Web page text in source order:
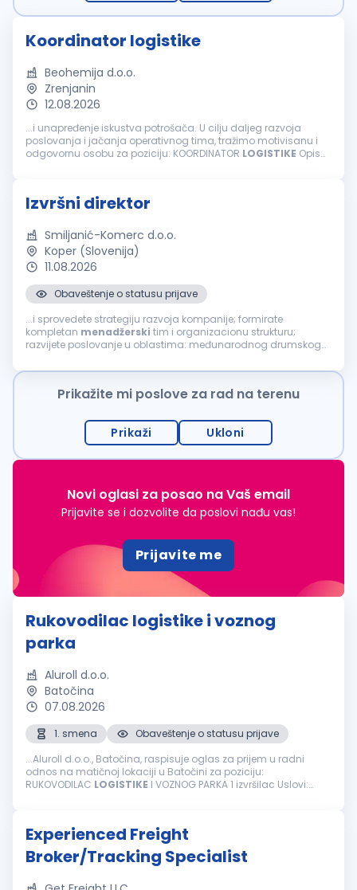
Koordinator logistike
Beohemija d.o.o.
Zrenjanin
12.08.2026
...i unapređenje iskustva potrošača. U cilju daljeg razvoja
poslovanja i jačanja operativnog tima, tražimo motivisanu i
odgovornu osobu za poziciju: KOORDINATOR LOGISTIKE Opis
Izvršni direktor
Smiljanić-Komerc d.o.o.
Koper (Slovenija)
11.08.2026
Obaveštenje o statusu prijave
...i sprovedete strategiju razvoja kompanije; formirate
kompletan menadžerski tim i organizacionu strukturu;
razvijete poslovanje u oblastima: međunarodnog drumskog
transporta, skladišnelogistike...
Prikažite mi poslove za rad na terenu
Prikaži Ukloni
Novi oglasi za posao na Vaš email
Prijavite se i dozvolite da poslovi nađu vas!
Prijavite me
Rukovodilac logistike i voznog
parka
Aluroll d.o.o.
Batočina
07.08.2026
1. smena
Obaveštenje o statusu prijave
...Aluroll d.o.o., Batočina, raspisuje oglas za prijem u radni
odnos na matičnoj lokaciji u Batočini za poziciju:
RUKOVODILAC LOGISTIKE I VOZNOG PARKA 1 izvršilac Uslovi:
Experienced Freight
Broker/Tracking Specialist